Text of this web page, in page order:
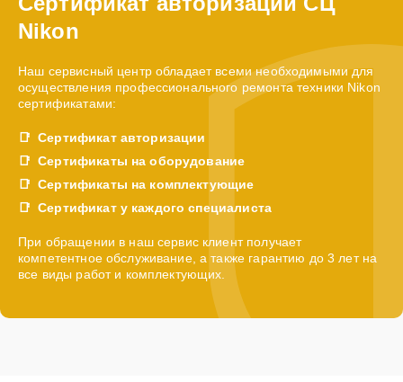
Nikon
Наш сервисный центр обладает всеми необходимыми для
осуществления профессионального ремонта техники Nikon
сертификатами:
Сертификат авторизации
Сертификаты на оборудование
Сертификаты на комплектующие
Сертификат у каждого специалиста
При обращении в наш сервис клиент получает
компетентное обслуживание, а также гарантию до 3 лет на
все виды работ и комплектующих.